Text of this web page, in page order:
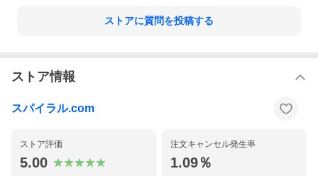
ストアに質問を投稿する
ストア情報
スパイラル.com
ストア評価
5.00
注文キャンセル発生率
1.09％